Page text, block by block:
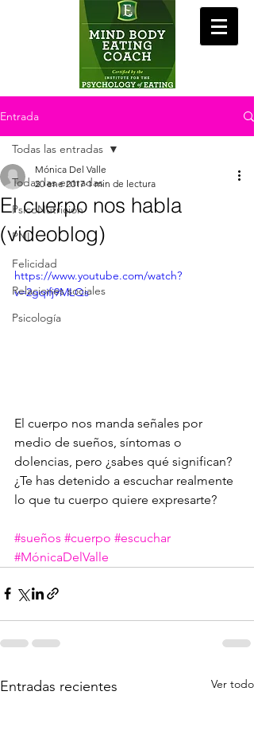
Entrada
Todas las entradas
PsicoNutrición
PNL
Felicidad
Relaciones sociales
Psicología
Todas las entradas
El cuerpo nos habla
(videoblog)
Mónica Del Valle
20 ene 2017 1 min de lectura
https://www.youtube.com/watch?
v=2gqifj9MLQs
El cuerpo nos manda señales por
medio de sueños, síntomas o
dolencias, pero ¿sabes qué significan?
¿Te has detenido a escuchar realmente
lo que tu cuerpo quiere expresarte?
#sueños #cuerpo #escuchar
#MónicaDelValle
Entradas recientes Ver todo